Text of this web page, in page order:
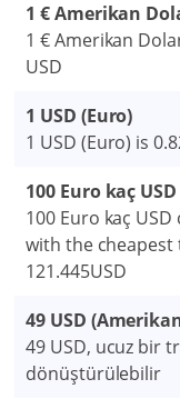
1 € Amerikan
1 € Amerikan
USD
1 USD (Euro)
1 USD (Euro) is
100 Euro kaç USD
100 Euro kaç
with the cheapest
121.445USD
49 USD
49 USD, ucuz bir
dönüştürülebilir